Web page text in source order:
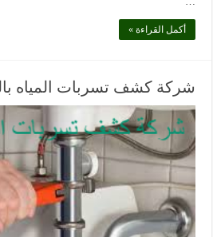
أكمل القراءة »
شركة كشف تسربات المياه